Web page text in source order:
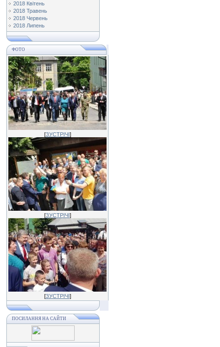
2018 Квітень
2018 Травень
2018 Червень
2018 Липень
ФОТО
[ЗУСТРІЧІ]
[ЗУСТРІЧІ]
[ЗУСТРІЧІ]
ПОСИЛАННЯ НА САЙТИ